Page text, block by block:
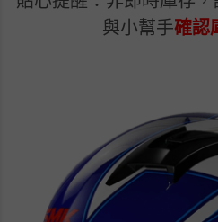
與小幫手確認